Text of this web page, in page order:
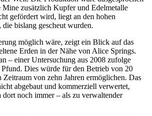
Mine zusätzlich Kupfer und Edelmetalle
gefördert wird, liegt an den hohen
bislang gescheut wurden.
möglich wäre, zeigt ein Blick auf das
Erden in der Nähe von Alice Springs.
– einer Untersuchung aus 2008 zufolge
Dies würde für den Betrieb von 20
Zeitraum von zehn Jahren ermöglichen. Das
abgebaut und kommerziell verwertet,
dort noch immer – als zu verwaltender